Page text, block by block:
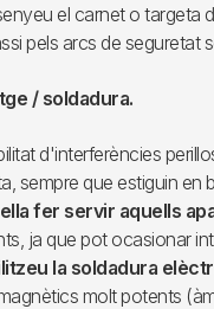
el carnet o targeta
pels arcs de seguretat
/ soldadura.
d'interferències
sempre que estiguin en
fer servir aquells
ja que pot ocasionar
la soldadura
molt potents